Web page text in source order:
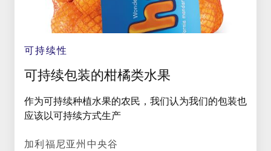
可持续性
可持续包装的柑橘类水果
作为可持续种植水果的农民，我们认为我们的包装也
应该以可持续方式生产
加利福尼亚州中央谷